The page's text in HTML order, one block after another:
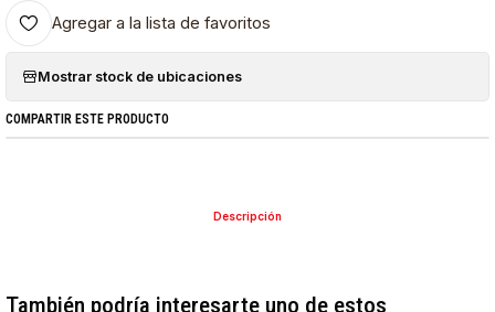
Agregar a la lista de favoritos
Mostrar stock de ubicaciones
COMPARTIR ESTE PRODUCTO
Descripción
También podría interesarte uno de estos